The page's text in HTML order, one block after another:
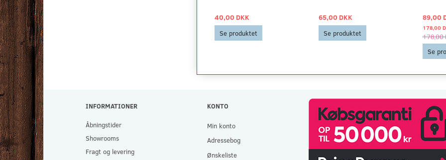
29,00 DKK
Se produktet
40,00 DKK
Se produktet
65,00 DKK
Se produktet
89,00
178,00
178,00
Se
INFORMATIONER
Åbningstider
Showrooms
Fragt og levering
KONTO
Min konto
Adressebog
Ønskeliste